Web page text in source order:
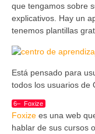
que tengamos sobre
explicativos. Hay un
tenemos plantillas
Está pensado para
todos los usuarios de
6– Foxize
Foxize es una web
hablar de sus cursos